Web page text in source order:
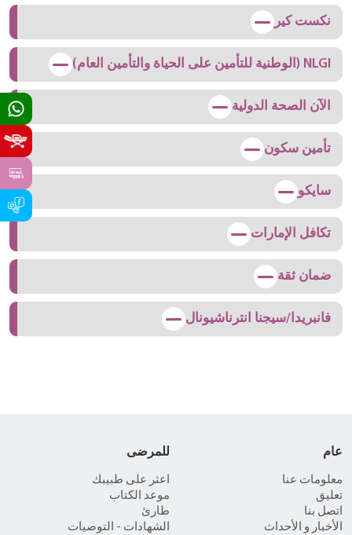
نكست كير
NLGI (الوطنية للتأمين على الحياة والتأمين العام)
الآن الصحة الدولية
تأمين سكون
سايكو
تكافل الإمارات
ضمان ثقة
فانبريدا/سيجنا انترناشيونال
عام
معلومات عنا
تعليق
اتصل بنا
الأخبار و الأحداث
للمرضى
اعثر على طبيبك
موعد الكتاب
طارئ
الشهادات - التوصيات